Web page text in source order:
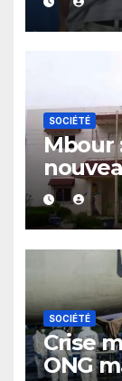
un bar
SOCIÉTÉ
Mbour
SOCIÉTÉ
Crise
ONG